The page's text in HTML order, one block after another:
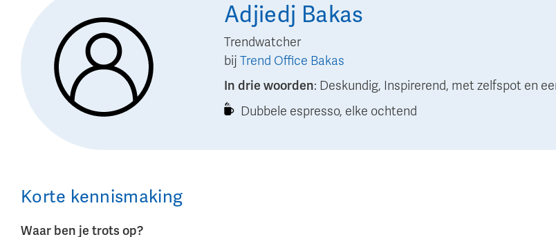
Adjiedj Bakas
Trendwatcher
bij Trend Office Bakas
In drie woorden: Deskundig, Inspirerend, met zelfspot en
Dubbele espresso, elke ochtend
Korte kennismaking
Waar ben je trots op?